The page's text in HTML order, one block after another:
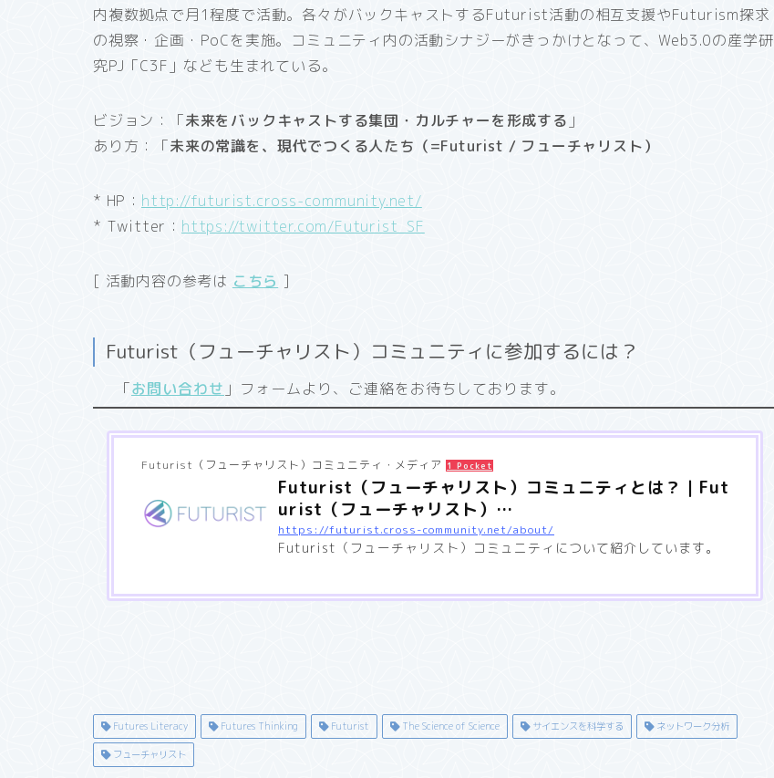
内複数拠点で月1程度で活動。各々がバックキャストするFuturist活動の相互支援やFuturism探求
の視察・企画・PoCを実施。コミュニティ内の活動シナジーがきっかけとなって、Web3.0の産学研
究PJ「C3F」なども生まれている。
ビジョン：「未来をバックキャストする集団・カルチャーを形成する 」
あり方：「未来の常識を、現代でつくる人たち（=Futurist / フューチャリスト）
* HP： http://futurist.cross-community.net/
* Twitter： https://twitter.com/Futurist_SF
[ 活動内容の参考は こちら ]
Futurist（フューチャリスト）コミュニティに参加するには？
「お問い合わせ 」フォームより、ご連絡をお待ちしております。
Futurist（フューチャリスト）コミュニティ・メディア 1 Pocket
Futurist（フューチャリスト）コミュニティとは？｜Fut
urist（フューチャリスト）…
https://futurist.cross-community.net/about/
Futurist（フューチャリスト）コミュニティについて紹介しています。
Futures Literacy Futures Thinking Futurist The Science of Science サイエンスを科学する ネットワーク分析
フューチャリスト